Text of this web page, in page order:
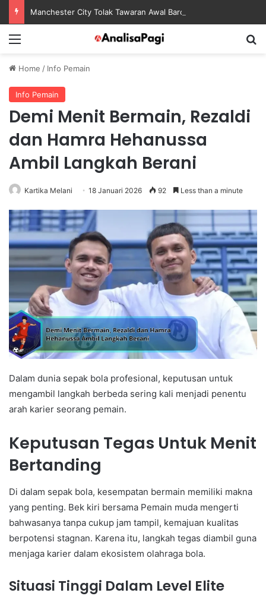
Home / Info Pemain
Info Pemain
Demi Menit Bermain, Rezaldi
dan Hamra Hehanussa
Ambil Langkah Berani
Kartika Melani 18 Januari 2026 92 Less than a minute
Dalam dunia sepak bola profesional, keputusan untuk
mengambil langkah berbeda sering kali menjadi penentu
arah karier seorang pemain.
Keputusan Tegas Untuk Menit
Bertanding
Di dalam sepak bola, kesempatan bermain memiliki makna
yang penting. Bek kiri bersama Pemain muda mengerti
bahwasanya tanpa cukup jam tampil, kemajuan kualitas
berpotensi stagnan. Karena itu, langkah tegas diambil guna
menjaga karier dalam ekosistem olahraga bola.
Situasi Tinggi Dalam Level Elite